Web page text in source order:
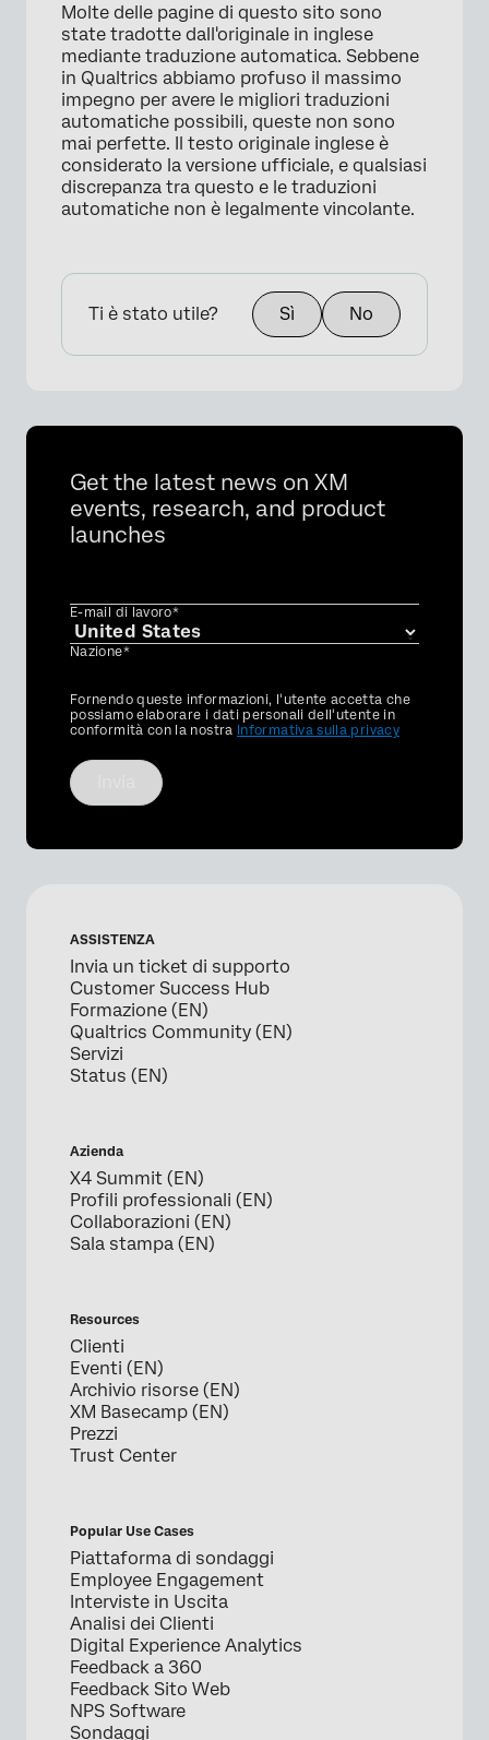
Molte delle pagine di questo sito sono
state tradotte dall'originale in inglese
mediante traduzione automatica. Sebbene
in Qualtrics abbiamo profuso il massimo
impegno per avere le migliori traduzioni
automatiche possibili, queste non sono
mai perfette. Il testo originale inglese è
considerato la versione ufficiale, e qualsiasi
discrepanza tra questo e le traduzioni
automatiche non è legalmente vincolante.
Ti è stato utile? Sì No
Get the latest news on XM
events, research, and product
launches
E-mail di lavoro*
Nazione*
Privacy
Optin
Fornendo queste informazioni, l'utente accetta che
possiamo elaborare i dati personali dell'utente in
conformità con la nostra Informativa sulla privacy
ASSISTENZA
Invia un ticket di supporto
Customer Success Hub
Formazione (EN)
Qualtrics Community (EN)
Servizi
Status (EN)
Azienda
X4 Summit (EN)
Profili professionali (EN)
Collaborazioni (EN)
Sala stampa (EN)
Resources
Clienti
Eventi (EN)
Archivio risorse (EN)
XM Basecamp (EN)
Prezzi
Trust Center
Popular Use Cases
Piattaforma di sondaggi
Employee Engagement
Interviste in Uscita
Analisi dei Clienti
Digital Experience Analytics
Feedback a 360
Feedback Sito Web
NPS Software
Sondaggi